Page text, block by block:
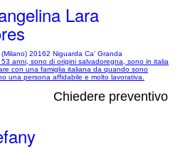
Lara
20162 Niguarda Ca’ Granda
anni, sono di origini salvadoregna, sono in italia
con una famiglia italiana da quando sono
una persona affidabile e molto lavorativa.
Chiedere preventivo